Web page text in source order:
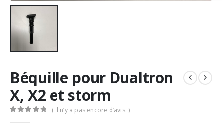
Béquille pour Dualtron
X, X2 et storm
( Il n’y a pas encore d’avis. )